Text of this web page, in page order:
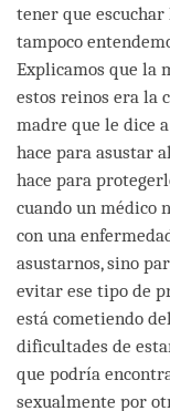
tener que escuchar
tampoco
Explicamos que la
estos reinos era la
madre que le dice
hace para asustar
hace para
cuando un médico
con una
asustarnos, sino
evitar ese tipo de
está cometiendo
dificultades de
que podría
sexualmente por